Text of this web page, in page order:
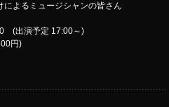
よるミュージシャンの皆さん
(出演予定 17:00～)
円)